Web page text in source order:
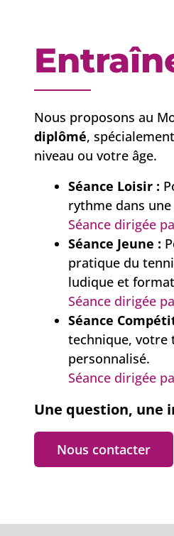
Nous proposons au
diplômé,
niveau ou votre âge.
Séance Loisir :
rythme dans
Séance dirigée
Séance Jeune :
pratique du
ludique et
Séance dirigée
Séance
technique, votre
personnalisé.
Séance dirigée
Une question, une
Nous contacter